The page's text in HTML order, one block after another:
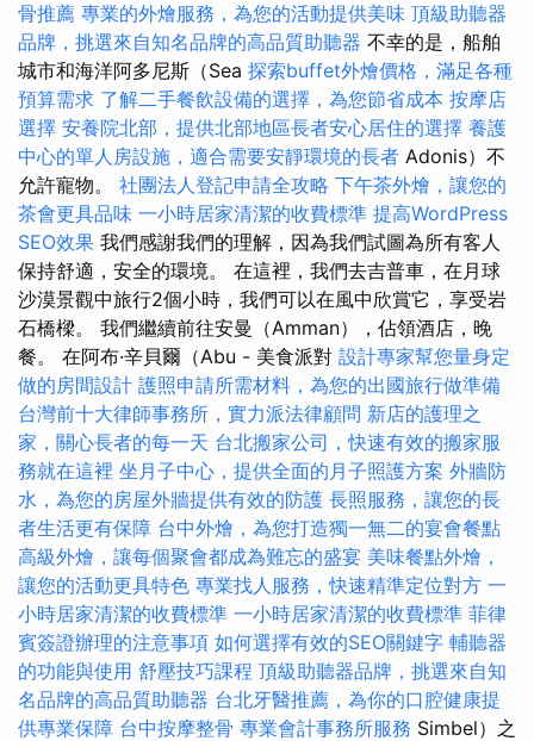
骨推薦 專業的外燴服務，為您的活動提供美味 頂級助聽器
品牌，挑選來自知名品牌的高品質助聽器 不幸的是，船舶
城市和海洋阿多尼斯（Sea 探索buffet外燴價格，滿足各種
預算需求 了解二手餐飲設備的選擇，為您節省成本 按摩店
選擇 安養院北部，提供北部地區長者安心居住的選擇 養護
中心的單人房設施，適合需要安靜環境的長者 Adonis）不
允許寵物。 社團法人登記申請全攻略 下午茶外燴，讓您的
茶會更具品味 一小時居家清潔的收費標準 提高WordPress
SEO效果 我們感謝我們的理解，因為我們試圖為所有客人
保持舒適，安全的環境。 在這裡，我們去吉普車，在月球
沙漠景觀中旅行2個小時，我們可以在風中欣賞它，享受岩
石橋樑。 我們繼續前往安曼（Amman），佔領酒店，晚
餐。 在阿布·辛貝爾（Abu - 美食派對 設計專家幫您量身定
做的房間設計 護照申請所需材料，為您的出國旅行做準備
台灣前十大律師事務所，實力派法律顧問 新店的護理之
家，關心長者的每一天 台北搬家公司，快速有效的搬家服
務就在這裡 坐月子中心，提供全面的月子照護方案 外牆防
水，為您的房屋外牆提供有效的防護 長照服務，讓您的長
者生活更有保障 台中外燴，為您打造獨一無二的宴會餐點
高級外燴，讓每個聚會都成為難忘的盛宴 美味餐點外燴，
讓您的活動更具特色 專業找人服務，快速精準定位對方 一
小時居家清潔的收費標準 一小時居家清潔的收費標準 菲律
賓簽證辦理的注意事項 如何選擇有效的SEO關鍵字 輔聽器
的功能與使用 舒壓技巧課程 頂級助聽器品牌，挑選來自知
名品牌的高品質助聽器 台北牙醫推薦，為你的口腔健康提
供專業保障 台中按摩整骨 專業會計事務所服務 Simbel）之